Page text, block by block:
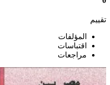
تقييم
المؤلفات
اقتباسات
مراجعات